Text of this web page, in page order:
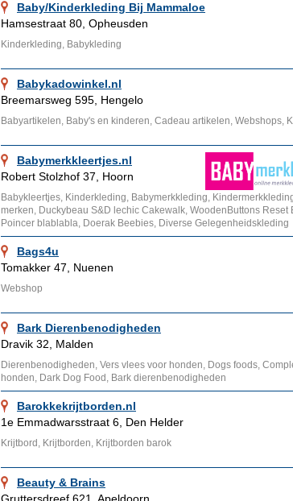
Baby/Kinderkleding Bij Mammaloe
Hamsestraat 80, Opheusden
Kinderkleding, Babykleding
Babykadowinkel.nl
Breemarsweg 595, Hengelo
Babyartikelen, Baby's en kinderen, Cadeau artikelen, Webshops,
Babymerkkleertjes.nl
Robert Stolzhof 37, Hoorn
Babykleertjes, Kinderkleding, Babymerkkleding,
merken, Duckybeau S&D lechic Cakewalk, WoodenButtons Reset
Poincer blablabla, Doerak Beebies, Diverse Gelegenheidskleding
Bags4u
Tomakker 47, Nuenen
Webshop
Bark Dierenbenodigheden
Dravik 32, Malden
Dierenbenodigheden, Vers vlees voor honden, Dogs foods,
honden, Dark Dog Food, Bark dierenbenodigheden
Barokkekrijtborden.nl
1e Emmadwarsstraat 6, Den Helder
Krijtbord, Krijtborden, Krijtborden barok
Beauty & Brains